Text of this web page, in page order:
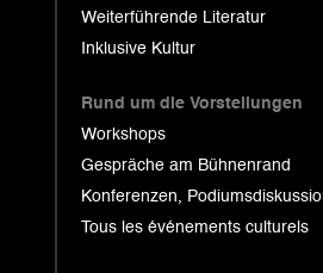
Weiterführende Literatur
Inklusive Kultur
Rund um die Vorstellungen
Workshops
Gespräche am Bühnenrand
Konferenzen,
Tous les événements culturels